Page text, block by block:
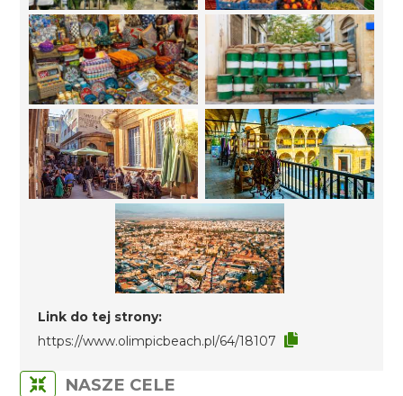
Link do tej strony:
https://www.olimpicbeach.pl/64/18107
NASZE CELE